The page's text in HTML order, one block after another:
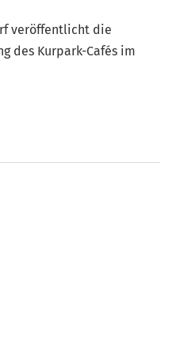
veröffentlicht die
des Kurpark-Cafés im